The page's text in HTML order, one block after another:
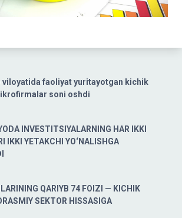
viloyatida faoliyat yuritayotgan kichik
soni oshdi
INVESTITSIYALARNING HAR IKKI
IKKI YETAKCHI YO‘NALISHGA
QARIYB 74 FOIZI — KICHIK
SEKTOR HISSASIGA